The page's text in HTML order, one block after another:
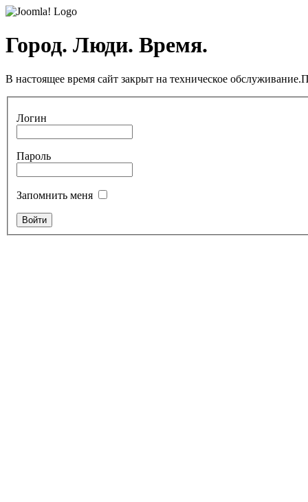
Город. Люди. Время.
В настоящее время сайт закрыт на техническое
Логин
Пароль
Запомнить меня